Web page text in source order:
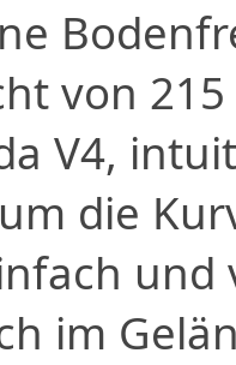
von
V4,
die
im